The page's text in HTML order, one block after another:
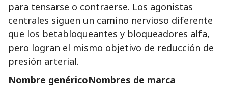
para tensarse o contraerse. Los agonistas
centrales siguen un camino nervioso diferente
que los betabloqueantes y bloqueadores alfa,
pero logran el mismo objetivo de reducción de
presión arterial.
Nombre genéricoNombres de marca